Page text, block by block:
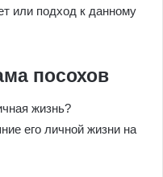
или подход к данному
посохов
жизнь?
его личной жизни на